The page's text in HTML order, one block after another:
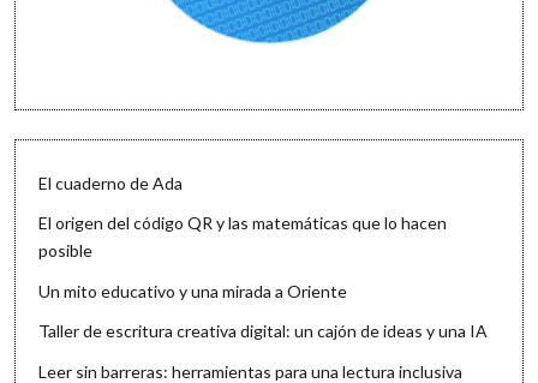
El cuaderno de Ada
El origen del código QR y las matemáticas que lo hacen
posible
Un mito educativo y una mirada a Oriente
Taller de escritura creativa digital: un cajón de ideas y una IA
Leer sin barreras: herramientas para una lectura inclusiva